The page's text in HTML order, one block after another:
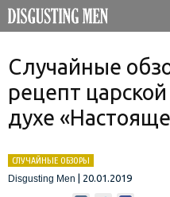
Случайные
рецепт
духе
СЛУЧАЙНЫЕ ОБЗОРЫ
Disgusting Men
20.01.2019